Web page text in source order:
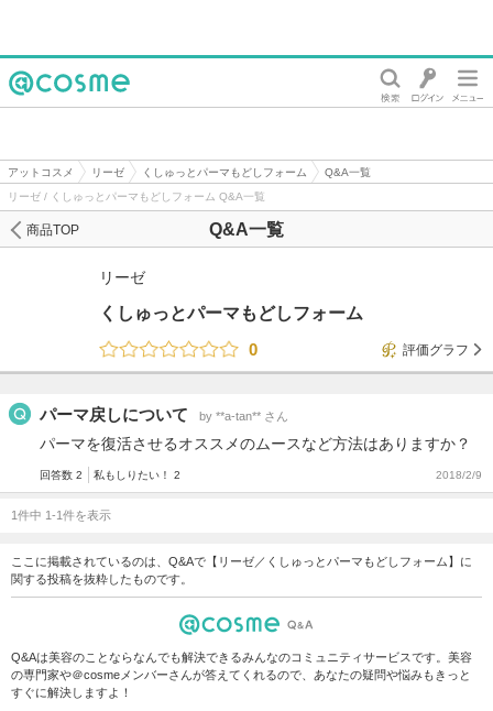
アットコスメ リーゼ くしゅっとパーマもどしフォーム
Q&A一覧
リーゼ / くしゅっとパーマもどしフォーム Q&A一覧
Q&A一覧
商品TOP
リーゼ
くしゅっとパーマもどしフォーム
0
評価グラフ
パーマ戻しについて by **a-tan** さん
パーマを復活させるオススメのムースなど方法はありますか？
回答数 2 私もしりたい！ 2 2018/2/9
1件中 1-1件を表示
ここに掲載されているのは、Q&Aで【リーゼ／くしゅっとパーマもどしフォーム】に
関する投稿を抜粋したものです。
Q&Aは美容のことならなんでも解決できるみんなのコミュニティサービスです。美容
の専門家や＠cosmeメンバーさんが答えてくれるので、あなたの疑問や悩みもきっと
すぐに解決しますよ！